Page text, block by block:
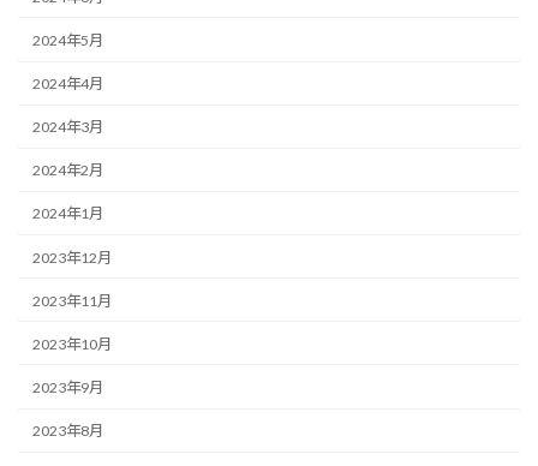
2024年5月
2024年4月
2024年3月
2024年2月
2024年1月
2023年12月
2023年11月
2023年10月
2023年9月
2023年8月